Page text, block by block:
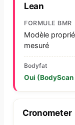
Lean
FORMULE BMR
Modèle
mesuré
Bodyfat
Oui (BodyScan
Cronometer